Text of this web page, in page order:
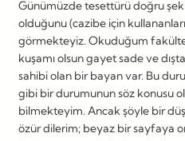
Günümüzde tesettürü doğru
olduğunu (cazibe için
görmekteyiz. Okuduğum
kuşamı olsun gayet sade ve
sahibi olan bir bayan var. Bu
gibi bir durumunun söz konusu
bilmekteyim. Ancak şöyle bir
özür dilerim; beyaz bir sayfaya